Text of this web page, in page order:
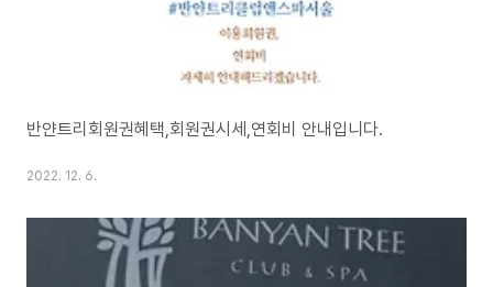
반얀트리회원권혜택,회원권시세,연회비 안내입니다.
2022. 12. 6.